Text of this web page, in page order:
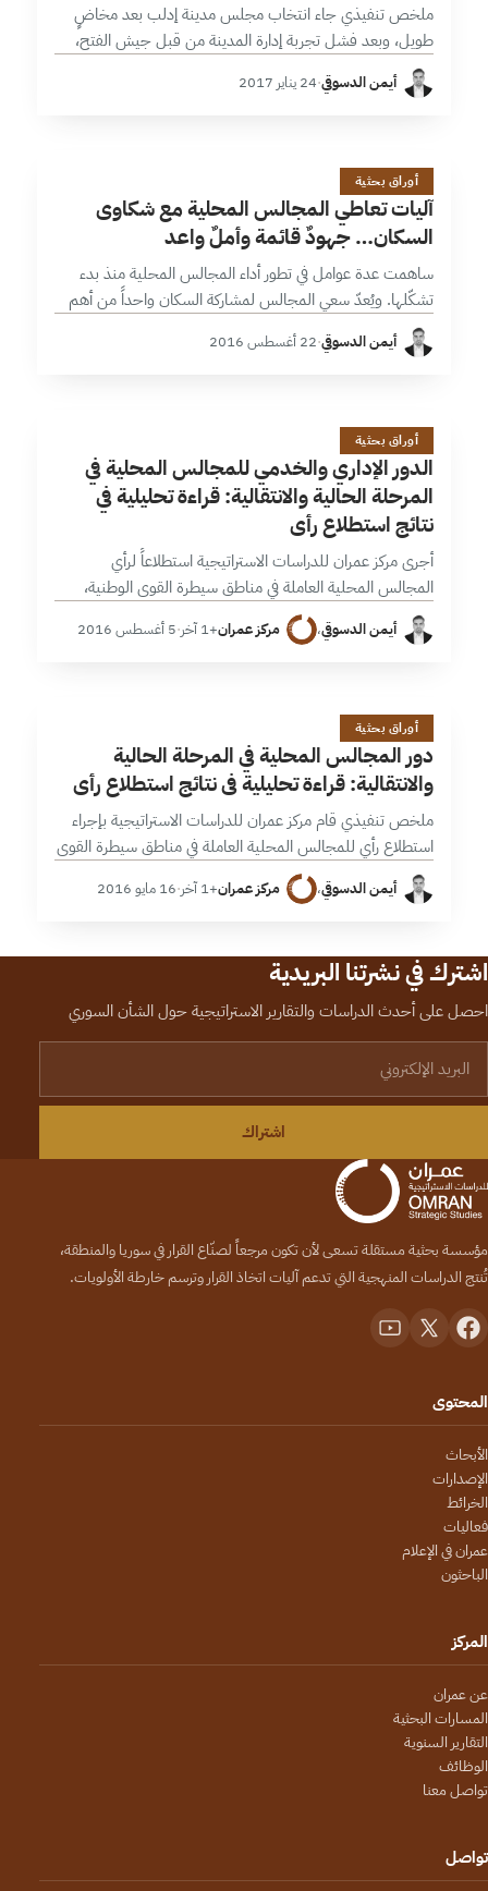
ملخص تنفيذي جاء انتخاب مجلس مدينة إدلب بعد مخاضٍ
طويل، وبعد فشل تجربة إدارة المدينة من قبل جيش الفتح،
وكشفت عملية التشكيل عن بعض الجوانب الإيجابية والسلبية.
يمكن تفسير هذا…
أيمن الدسوقي·24 يناير 2017
آ
14 دقائق
أوراق بحثية
آليات تعاطي المجالس المحلية مع شكاوى
السكان… جهودٌ قائمة وأملٌ واعد
ساهمت عدة عوامل في تطور أداء المجالس المحلية منذ بدء
تشكّلها. ويُعدّ سعي المجالس لمشاركة السكان واحداً من أهم
تلك العوامل، حيث تتضمن أنظمتها الداخلية حق السكان
بالشكاية على أداء…
أيمن الدسوقي·22 أغسطس 2016
ا
14 دقائق
أوراق بحثية
الدور الإداري والخدمي للمجالس المحلية في
المرحلة الحالية والانتقالية: قراءة تحليلية في
نتائج استطلاع رأي
أجرى مركز عمران للدراسات الاستراتيجية استطلاعاً لرأي
المجالس المحلية العاملة في مناطق سيطرة القوى الوطنية،
شمل الاستطلاع 105 مجالس في المحافظات السورية الآتية:
دمشق؛ ريف دمشق؛ حلب؛ إدلب؛ درعا؛ القنيطرة؛…
أيمن الدسوقي، مركز عمران+1 آخر ·5 أغسطس 2016
د
16 دقائق
أوراق بحثية
دور المجالس المحلية في المرحلة الحالية
والانتقالية: قراءة تحليلية في نتائج استطلاع رأي
ملخص تنفيذي قام مركز عمران للدراسات الاستراتيجية بإجراء
استطلاع رأي للمجالس المحلية العاملة في مناطق سيطرة القوى
الوطنية، شمل 105 مجالس في المحافظات السورية الآتية:
دمشق؛ ريف دمشق؛ حلب؛ إدلب؛…
أيمن الدسوقي، مركز عمران+1 آخر ·16 مايو 2016
اشترك في نشرتنا البريدية
احصل على أحدث الدراسات والتقارير الاستراتيجية حول الشأن السوري
اشتراك
مؤسسة بحثية مستقلة تسعى لأن تكون مرجعاً لصنّاع القرار في سوريا والمنطقة،
تُنتج الدراسات المنهجية التي تدعم آليات اتخاذ القرار وترسم خارطة الأولويات.
المحتوى
الأبحاث
الإصدارات
الخرائط
فعاليات
عمران في الإعلام
الباحثون
المركز
عن عمران
المسارات البحثية
التقارير السنوية
الوظائف
تواصل معنا
تواصل